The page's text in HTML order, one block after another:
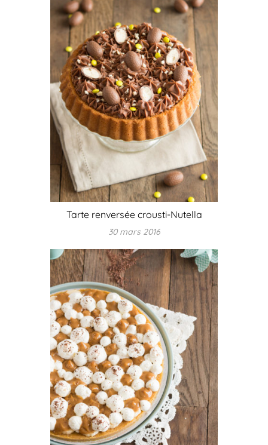
Tarte renversée crousti-Nutella
30 mars 2016